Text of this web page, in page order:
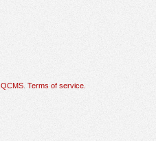
QCMS Terms of service.